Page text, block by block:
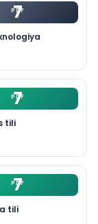
7
PDF
7
PDF
tili
7
PDF
tili